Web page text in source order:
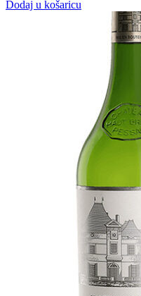
Dodaj u košaricu